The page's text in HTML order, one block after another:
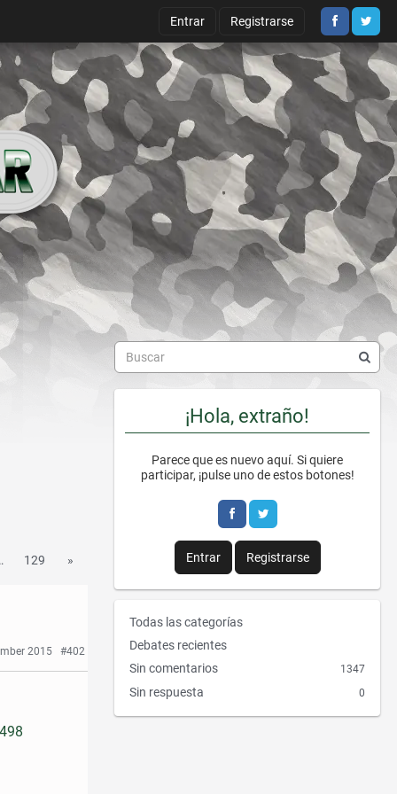
Entrar Registrarse
129 »
2015 #402
¡Hola, extraño!
Parece que es nuevo aquí. Si quiere
participar, ¡pulse uno de estos botones!
Entrar Registrarse
E
n
a
c
e
Todas las categorías
Debates recientes
Sin comentarios
1347
Sin respuesta 0